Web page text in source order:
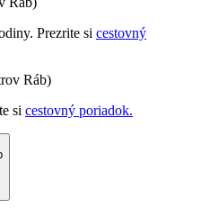
Prezrite si cestovný
Ráb)
si cestovný poriadok.